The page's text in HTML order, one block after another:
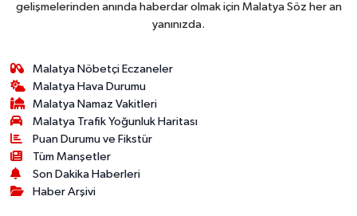
gelişmelerinden anında haberdar olmak için Malatya Söz her an
yanınızda.
Malatya Nöbetçi Eczaneler
Malatya Hava Durumu
Malatya Namaz Vakitleri
Malatya Trafik Yoğunluk Haritası
Puan Durumu ve Fikstür
Tüm Manşetler
Son Dakika Haberleri
Haber Arşivi